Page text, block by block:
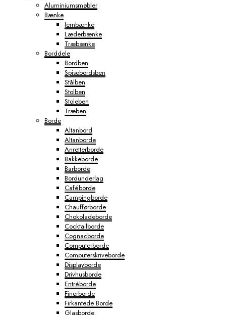
Aluminiumsmøbler
Bænke
Jernbænke
Læderbænke
Træbænke
Borddele
Bordben
Spisebordsben
Stålben
Stolben
Stoleben
Træben
Borde
Altanbord
Altanborde
Anretterborde
Bakkeborde
Barborde
Bordunderlag
Caféborde
Campingborde
Chaufførborde
Chokoladeborde
Cocktailborde
Cognacborde
Computerborde
Computerskriveborde
Displayborde
Drivhusborde
Entréborde
Finerborde
Firkantede Borde
Glasborde